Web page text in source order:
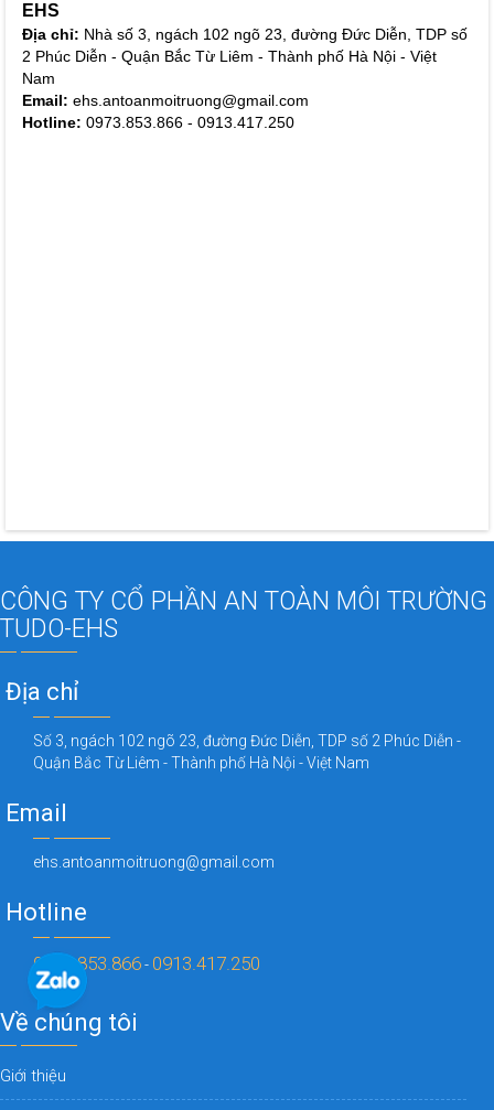
EHS
Địa chỉ: Nhà số 3, ngách 102 ngõ 23, đường Đức Diễn, TDP số
2 Phúc Diễn - Quận Bắc Từ Liêm - Thành phố Hà Nội - Việt
Nam
Email: ehs.antoanmoitruong@gmail.com
Hotline: 0973.853.866 - 0913.417.250
CÔNG TY CỔ PHẦN AN TOÀN MÔI TRƯỜNG
TUDO-EHS
Địa chỉ
Số 3, ngách 102 ngõ 23, đường Đức Diễn, TDP số 2 Phúc Diễn -
Quận Bắc Từ Liêm - Thành phố Hà Nội - Việt Nam
Email
ehs.antoanmoitruong@gmail.com
Hotline
0973.853.866- 0913.417.250
Về chúng tôi
Giới thiệu